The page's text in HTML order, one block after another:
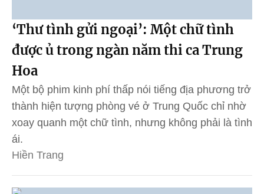
‘Thư tình gửi ngoại’: Một chữ tình
được ủ trong ngàn năm thi ca Trung
Hoa
Một bộ phim kinh phí thấp nói tiếng địa phương trở
thành hiện tượng phòng vé ở Trung Quốc chỉ nhờ
xoay quanh một chữ tình, nhưng không phải là tình
ái.
Hiền Trang